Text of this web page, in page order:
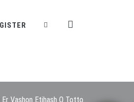
Vashon Etihash O Totto